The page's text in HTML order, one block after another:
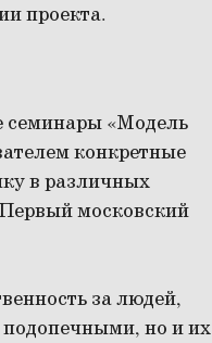
проекта.
семинары «Модель
конкретные
в различных
московский
за людей,
но и их